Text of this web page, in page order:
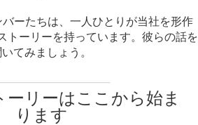
ーたちは、一人ひとりが当社を形作
トーリーを持っています。彼らの話を
てみましょう。
ーリーはここから始ま
ります